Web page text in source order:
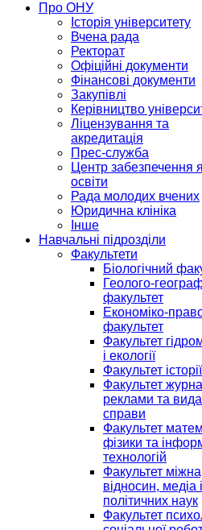
Про ОНУ
Історія університету
Вчена рада
Ректорат
Офіційні документи
Фінансові документи
Закупівлі
Керівництво
Ліцензування та
акредитація
Прес-служба
Центр забезпечення
освіти
Рада молодих вчених
Юридична клініка
Інше
Навчальні підрозділи
Факультети
Біологічний
Геолого-
факультет
Економіко-
факультет
Факультет
і екології
Факультет
Факультет
реклами та
справи
Факультет
фізики та
технологій
Факультет
відносин, медіа
політичних наук
Факультет